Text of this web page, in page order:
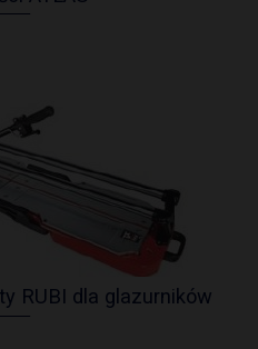
RUBI dla glazurników